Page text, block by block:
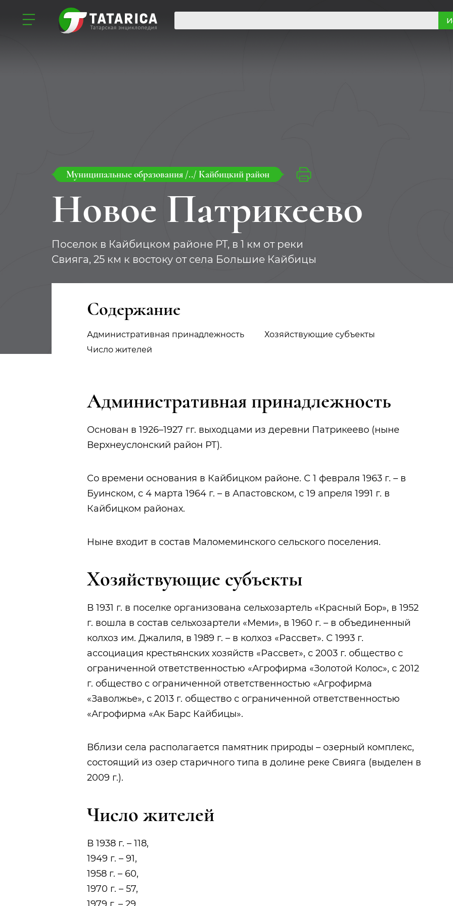
Муниципальные образования /../ Кайбицкий район
Новое Патрикеево
Поселок в Кайбицком районе РТ, в 1 км от реки
Свияга, 25 км к востоку от села Большие Кайбицы
Содержание
Административная принадлежность
Хозяйствующие субъекты
Число жителей
Административная принадлежность
Основан в 1926–1927 гг. выходцами из деревни Патрикеево (ныне
Верхнеуслонский район РТ).
Со времени основания в Кайбицком районе. С 1 февраля 1963 г. – в
Буинском, с 4 марта 1964 г. – в Апастовском, с 19 апреля 1991 г. в
Кайбицком районах.
Ныне входит в состав Маломеминского сельского поселения.
Хозяйствующие субъекты
В 1931 г. в поселке организована сельхозартель «Красный Бор», в 1952
г. вошла в состав сельхозартели «Меми», в 1960 г. – в объединенный
колхоз им. Джалиля, в 1989 г. – в колхоз «Рассвет». С 1993 г.
ассоциация крестьянских хозяйств «Рассвет», с 2003 г. общество с
ограниченной ответственностью «Агрофирма «Золотой Колос», с 2012
г. общество с ограниченной ответственностью «Агрофирма
«Заволжье», с 2013 г. общество с ограниченной ответственностью
«Агрофирма «Ак Барс Кайбицы».
Вблизи села располагается памятник природы – озерный комплекс,
состоящий из озер старичного типа в долине реке Свияга (выделен в
2009 г.).
Число жителей
В 1938 г. – 118,
1949 г. – 91,
1958 г. – 60,
1970 г. – 57,
Стерлибаш
Гареевна